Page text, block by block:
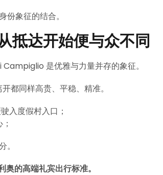
象征的结合。
抵达开始便与众不同
是优雅与力量并存的象征。
都同样高贵、平稳、精准。
入度假村入口；
的高端礼宾出行标准。